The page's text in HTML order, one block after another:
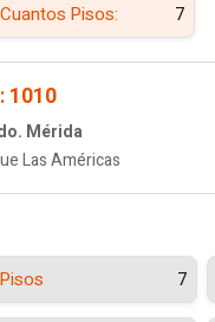
Cuantos Pisos: 7
1010
Mérida
Las Américas
Pisos 7